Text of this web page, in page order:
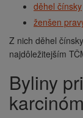
děhel čínsky
ženšen
Z nich děhel
najdôležitejším
Byliny pri kolorektálnym